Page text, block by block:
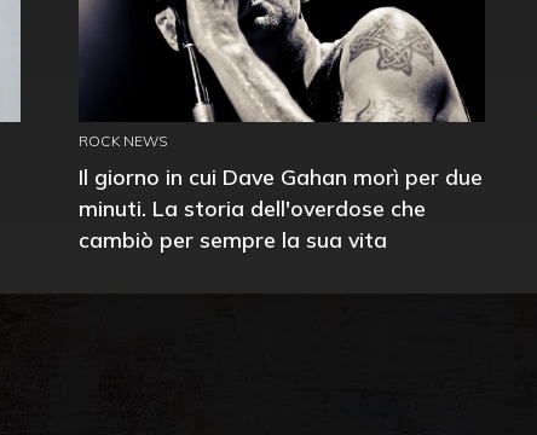
ROCK NEWS
Il giorno in cui Dave Gahan morì per due
minuti. La storia dell'overdose che
cambiò per sempre la sua vita